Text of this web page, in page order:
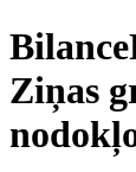
Ziņas